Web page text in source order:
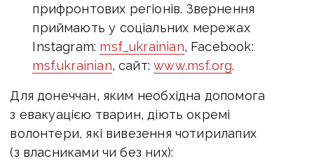
прифронтових регіонів. Звернення
приймають у соціальних мережах
Instagram: msf_ukrainian, Facebook:
msf.ukrainian, сайт:www.msf.org.
Для донеччан, яким необхідна допомога
з евакуацією тварин, діють окремі
волонтери, які вивезення чотирилапих
(з власниками чи без них):